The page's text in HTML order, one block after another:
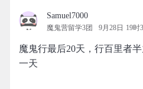
Samuel7000
魔鬼营留学3团 9月28日 19时
魔鬼行最后20天，行百里者
一天